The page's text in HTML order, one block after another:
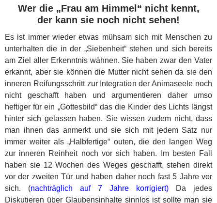
Wer die „Frau am Himmel“ nicht kennt,
der kann sie noch nicht sehen!
Es ist immer wieder etwas mühsam sich mit Menschen zu
unterhalten die in der „Siebenheit“ stehen und sich bereits
am Ziel aller Erkenntnis wähnen. Sie haben zwar den Vater
erkannt, aber sie können die Mutter nicht sehen da sie den
inneren Reifungsschritt zur Integration der Animaseele noch
nicht geschafft haben und argumentieren daher umso
heftiger für ein „Gottesbild“ das die Kinder des Lichts längst
hinter sich gelassen haben. Sie wissen zudem nicht, dass
man ihnen das anmerkt und sie sich mit jedem Satz nur
immer weiter als „Halbfertige“ outen, die den langen Weg
zur inneren Reinheit noch vor sich haben. Im besten Fall
haben sie 12 Wochen des Weges geschafft, stehen direkt
vor der zweiten Tür und haben daher noch fast 5 Jahre vor
sich. (nachträglich auf 7 Jahre korrigiert) Da jedes
Diskutieren über Glaubensinhalte sinnlos ist sollte man sie